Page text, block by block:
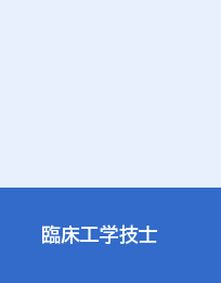
臨床工学技士